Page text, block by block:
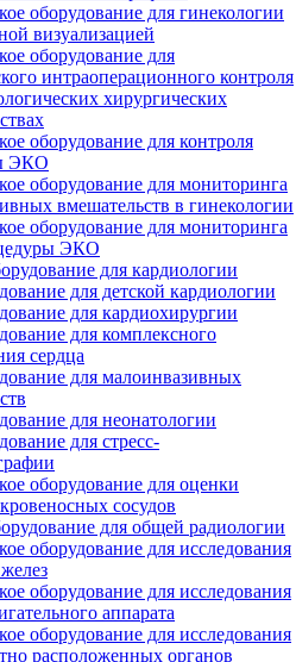
оборудование для гинекологии
визуализацией
оборудование для
интраоперационного контроля
хирургических
оборудование для контроля
ЭКО
оборудование для мониторинга
вмешательств в гинекологии
оборудование для мониторинга
ЭКО
для кардиологии
для детской кардиологии
для кардиохирургии
для комплексного
сердца
для малоинвазивных
для неонатологии
для стресс-
оборудование для оценки
сосудов
для общей радиологии
оборудование для исследования
оборудование для исследования
аппарата
оборудование для исследования
расположенных органов